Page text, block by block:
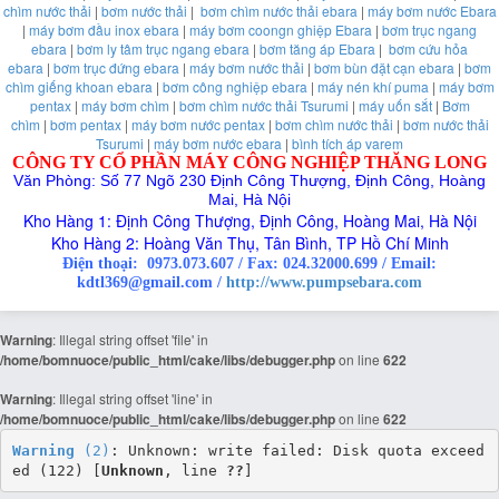
chìm nước thải | bơm nước thải | bơm chìm nước thải ebara| máy bơm nước Ebara
| máy bơm đầu inox ebara | máy bơm coongn ghiệp Ebara | bơm trục ngang
ebara | bơm ly tâm trục ngang ebara | bơm tăng áp Ebara | bơm cứu hỏa
ebara | bơm trục đứng ebara | máy bơm nước thải | bơm bùn đặt cạn ebara | bơm
chìm giếng khoan ebara| bơm công nghiệp ebara| máy nén khí puma| máy bơm
pentax| máy bơm chìm | bơm chìm nước thải Tsurumi | máy uốn sắt| Bơm
chìm | bơm pentax| máy bơm nước pentax| bơm chìm nước thải | bơm nước thải
Tsurumi | máy bơm nước ebara | bình tích áp varem
CÔNG TY CỔ PHẦN MÁY CÔNG NGHIỆP THĂNG LONG
Văn Phòng: Số 77 Ngõ 230 Định Công Thượng, Định Công, Hoàng
Mai, Hà Nội
Kho Hàng 1: Định Công Thượng, Định Công, Hoàng Mai, Hà Nội
Kho Hàng 2: Hoàng Văn Thụ, Tân Bình, TP Hồ Chí Minh
Điện thoại: 0973.073.607 / Fax: 024.32000.699 / Email:
kdtl369@gmail.com / http://www.pumpsebara.com
Warning: Illegal string offset 'file' in
/home/bomnuoce/public_html/cake/libs/debugger.phpon line 622
Warning: Illegal string offset 'line' in
/home/bomnuoce/public_html/cake/libs/debugger.phpon line 622
Warning (2) : Unknown: write failed: Disk quota exceed
ed (122) [ Unknown , line ??